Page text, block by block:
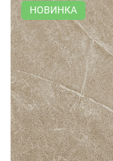
НОВИНКА